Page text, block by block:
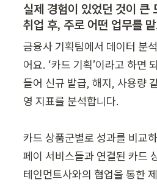
실제 경험이 있었던 것이 큰
취업 후, 주로 어떤 업무를
금융사 기획팀에서 데이터 분
어요. ‘카드 기획’이라고 하면
들어 신규 발급, 해지, 사용량
영 지표를 분석합니다.
카드 상품군별로 성과를 비교
페이 서비스들과 연결된 카드
테인먼트사와의 협업을 통한